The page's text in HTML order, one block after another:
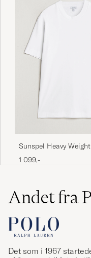
Sunspel Heavy
Cotton T-Shirt White
1 099,-
Andet fra
Det som i 1967